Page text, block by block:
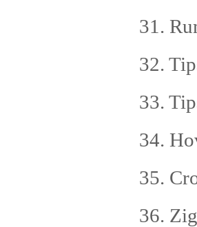
31.
32.
33.
34.
35.
36.